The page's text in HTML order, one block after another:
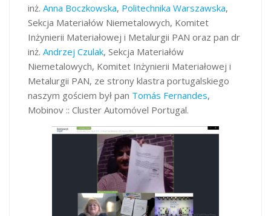
inż. Anna Boczkowska, Politechnika Warszawska,
Sekcja Materiałów Niemetalowych, Komitet
Inżynierii Materiałowej i Metalurgii PAN oraz pan dr
inż. Andrzej Czulak, Sekcja Materiałów
Niemetalowych, Komitet Inżynierii Materiałowej i
Metalurgii PAN, ze strony klastra portugalskiego
naszym gościem był pan Tomás Fernandes,
Mobinov :: Cluster Automóvel Portugal.